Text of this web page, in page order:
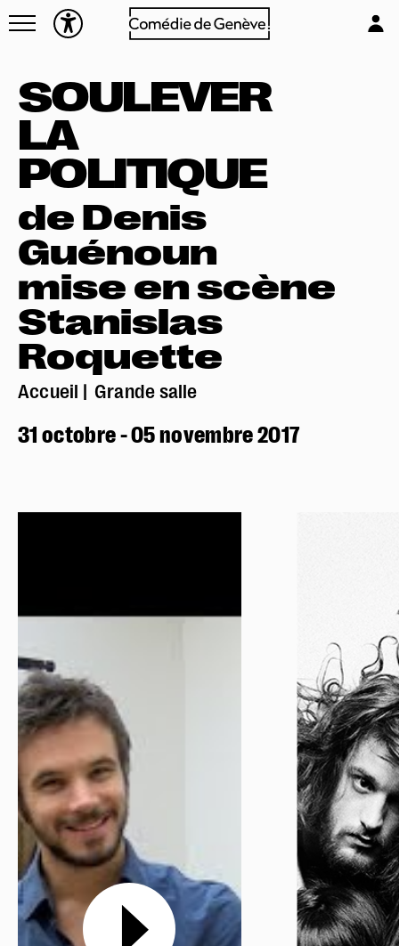
Navettes
Foire aux questions
L'équipe
Partenaires
Mécénat & sponsoring
Louer la Comédie
Technique
Mon compte
Newsletter
SOULEVER
LA
POLITIQUE
de Denis
Guénoun
mise en scène
Stanislas
Roquette
Accueil Grande salle
31 octobre - 05 novembre 2017